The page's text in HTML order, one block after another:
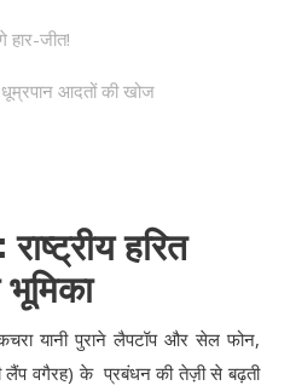
हार-जीत!
आदतों की खोज
हरित
यानी पुराने लैपटॉप और सेल फोन,
लैंप वगैरह) के प्रबंधन की तेज़ी से बढ़ती